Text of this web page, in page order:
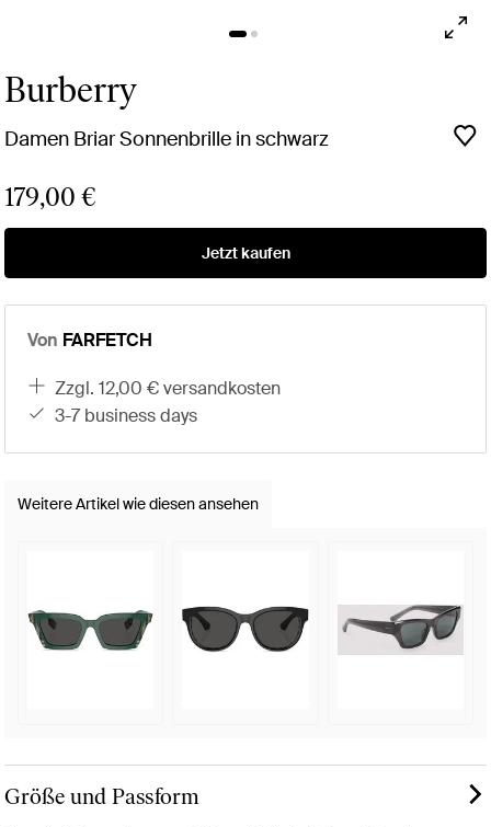
Burberry
Damen Briar Sonnenbrille in schwarz
179,00 €
Jetzt kaufen
Von FARFETCH
zzgl. 12,00 € versandkosten
3-7 business days
Weitere Artikel wie diesen ansehen
Größe und Passform